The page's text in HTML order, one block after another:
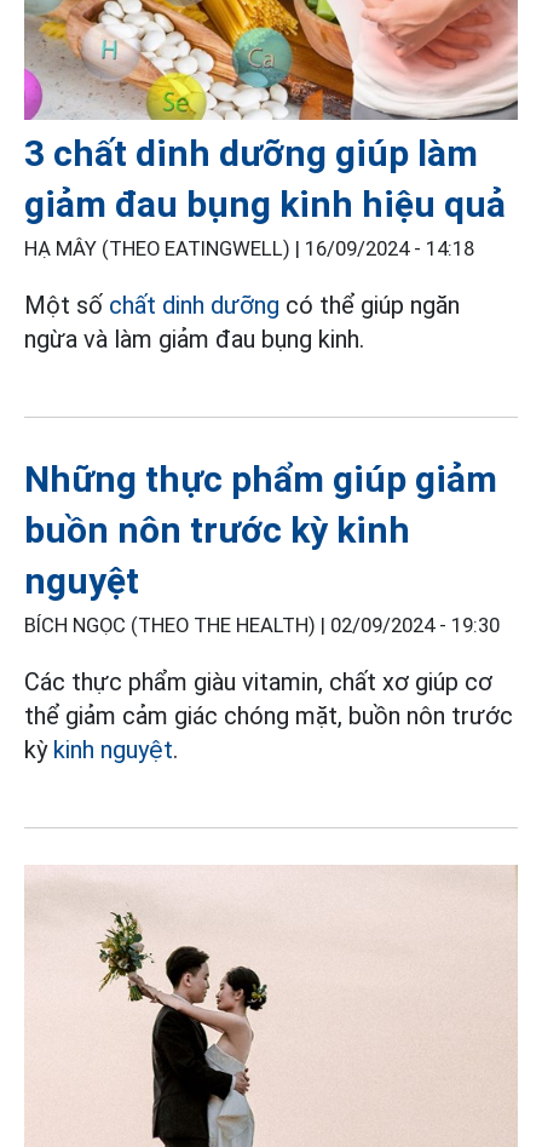
3 chất dinh dưỡng giúp làm
giảm đau bụng kinh hiệu quả
HẠ MÂY (THEO EATINGWELL) | 16/09/2024 - 14:18
Một số chất dinh dưỡng có thể giúp ngăn
ngừa và làm giảm đau bụng kinh.
Những thực phẩm giúp giảm
buồn nôn trước kỳ kinh
nguyệt
BÍCH NGỌC (THEO THE HEALTH) | 02/09/2024 - 19:30
Các thực phẩm giàu vitamin, chất xơ giúp cơ
thể giảm cảm giác chóng mặt, buồn nôn trước
kỳ kinh nguyệt.